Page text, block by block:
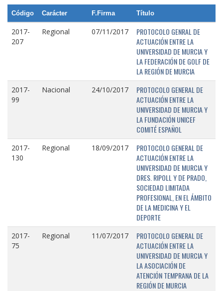
Código Carácter F.Firma Título
2017-
207
Regional 07/11/2017
PROTOCOLO GENRAL DE
ACTUACIÓN ENTRE LA
UNIVERSIDAD DE MURCIA Y
LA FEDERACIÓN DE GOLF DE
LA REGIÓN DE MURCIA
2017-
99
Nacional 24/10/2017
PROTOCOLO GENERAL DE
ACTUACIÓN ENTRE LA
UNIVERSIDAD DE MURCIA Y
LA FUNDACIÓN UNICEF
COMITÉ ESPAÑOL
2017-
130
Regional 18/09/2017
PROTOCOLO GENERAL DE
ACTUACIÓN ENTRE LA
UNIVERSIDAD DE MURCIA Y
DRES. RIPOLL Y DE PRADO,
SOCIEDAD LIMITADA
PROFESIONAL, EN EL ÁMBITO
DE LA MEDICINA Y EL
DEPORTE
2017-
75
Regional 11/07/2017
PROTOCOLO GENERAL DE
ACTUACIÓN ENTRE LA
UNIVERSIDAD DE MURCIA Y
LA ASOCIACIÓN DE
ATENCIÓN TEMPRANA DE LA
REGIÓN DE MURCIA